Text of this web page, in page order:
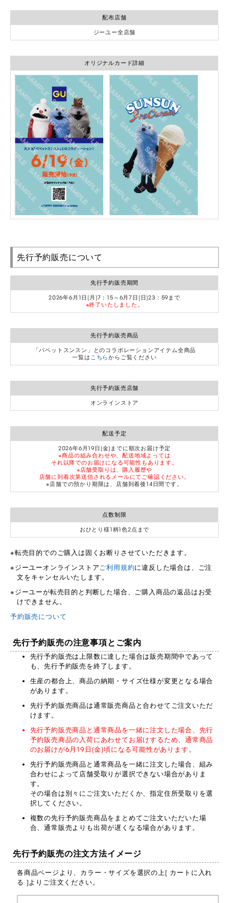
配布店舗
ジーユー全店舗
オリジナルカード詳細
先行予約販売について
先行予約販売期間
2026年6月1日(月)7：15～6月7日(日)23：59まで
※終了いたしました。
先行予約販売商品
「パペットスンスン」とのコラボレーションアイテム全商品
一覧は こちらからご覧ください
先行予約販売店舗
オンラインストア
配送予定
2026年6月19日(金)までに順次お届け予定
※商品の組み合わせや、配送地域よっては
それ以降でのお届けになる可能性もあります。
※店舗受取りは、購入履歴や
店舗に到着次第送信されるメールにてご確認ください。
※店舗での預かり期限は、店舗到着後14日間です。
点数制限
おひとり様1柄1色2点まで
転売目的でのご購入は固くお断りさせていただきます。
ジーユーオンラインストアご利用規約に違反した場合は、ご注
文をキャンセルいたします。
ジーユーが転売目的と判断した場合、ご購入商品の返品はお受
けできません。
予約販売について
先行予約販売の注意事項とご案内
先行予約販売は上限数に達した場合は販売期間中であって
も、先行予約販売を終了します。
生産の都合上、商品の納期・サイズ仕様が変更となる場合
があります。
先行予約販売商品は通常販売商品と合わせてご注文いただ
けます。
先行予約販売商品と通常商品を一緒に注文した場合、先行
予約販売商品の入荷にあわせてお届けするため、通常商品
のお届けが6月19日(金)頃になる可能性があります。
先行予約販売商品と通常商品を一緒に注文した場合、組み
合わせによって店舗受取りが選択できない場合がありま
す。
その場合は別々にご注文いただくか、指定住所受取りを選
択してください。
複数の先行予約販売商品をまとめてご注文いただいた場
合、通常販売よりも出荷が遅くなる場合があります。
先行予約販売の注文方法イメージ
各商品ページより、カラー・サイズを選択の上[ カートに入れ
る ]よりご注文ください。